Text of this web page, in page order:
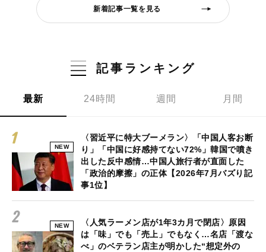
新着記事一覧を見る
記事ランキング
最新 24時間 週間 月間
NEW
〈習近平に特大ブーメラン〉「中国人客お断
り」「中国に好感持てない72%」韓国で噴き
出した反中感情…中国人旅行者が直面した
「政治的摩擦」の正体【2026年7月バズり記
事1位】
NEW
〈人気ラーメン店が1年3カ月で閉店〉原因
は「味」でも「売上」でもなく…名店「渡な
べ」のベテラン店主が明かした“想定外の